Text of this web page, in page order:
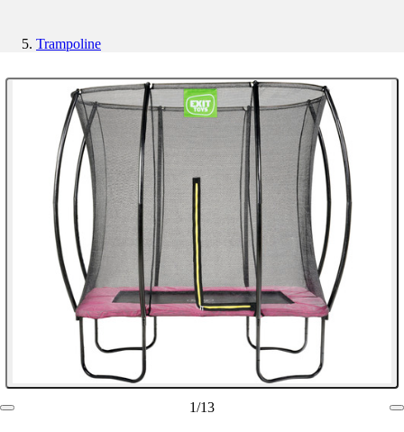
Trampoline
1/13